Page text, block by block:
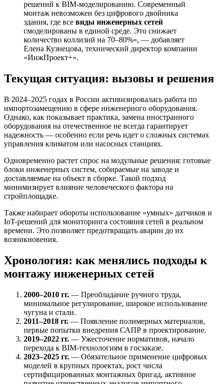
решений к BIM-моделированию. Современный
монтаж невозможен без цифрового двойника
здания, где все виды инженерных сетей
смоделированы в единой среде. Это снижает
количество коллизий на 70–80%», — добавляет
Елена Кузнецова, технический директор компании
«ИнжПроект+».
Текущая ситуация: вызовы и решения
В 2024–2025 годах в России активизировалась работа по
импортозамещению в сфере инженерного оборудования.
Однако, как показывает практика, замена иностранного
оборудования на отечественное не всегда гарантирует
надежность — особенно если речь идет о сложных системах
управления климатом или насосных станциях.
Одновременно растет спрос на модульные решения: готовые
блоки инженерных систем, собираемые на заводе и
доставляемые на объект в сборке. Такой подход
минимизирует влияние человеческого фактора на
стройплощадке.
Также набирает обороты использование «умных» датчиков и
IoT-решений для мониторинга состояния сетей в реальном
времени. Это позволяет предотвращать аварии до их
возникновения.
Хронология: как менялись подходы к
монтажу инженерных сетей
2000–2010 гг. — Преобладание ручного труда,
минимальное регулирование, широкое использование
чугуна и стали.
2011–2018 гг. — Появление полимерных материалов,
первые попытки внедрения САПР в проектирование.
2019–2022 гг. — Ужесточение нормативов, начало
перехода к BIM-технологиям в госзаказе.
2023–2025 гг. — Обязательное применение цифровых
моделей в крупных проектах, рост числа
сертифицированных монтажных бригад, активное